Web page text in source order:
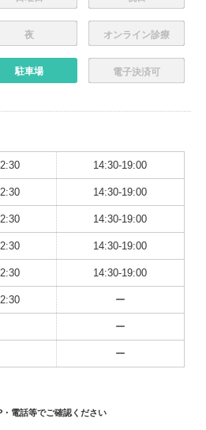
夜 オンライン診療
駐車場 電子決済可
14:30-19:00
14:30-19:00
14:30-19:00
14:30-19:00
14:30-19:00
ー
ー
ー
電話等でご確認ください